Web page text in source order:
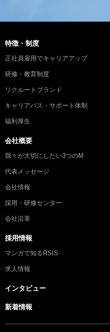
特徴・制度
正社員雇用でキャリアアップ
研修・教育制度
リクルートブランド
キャリアパス・サポート体制
福利厚生
会社概要
我々が大切にしたい3つのM
代表メッセージ
会社情報
採用・研修センター
会社沿革
採用情報
マンガで知るRSIS
求人情報
インタビュー
新着情報